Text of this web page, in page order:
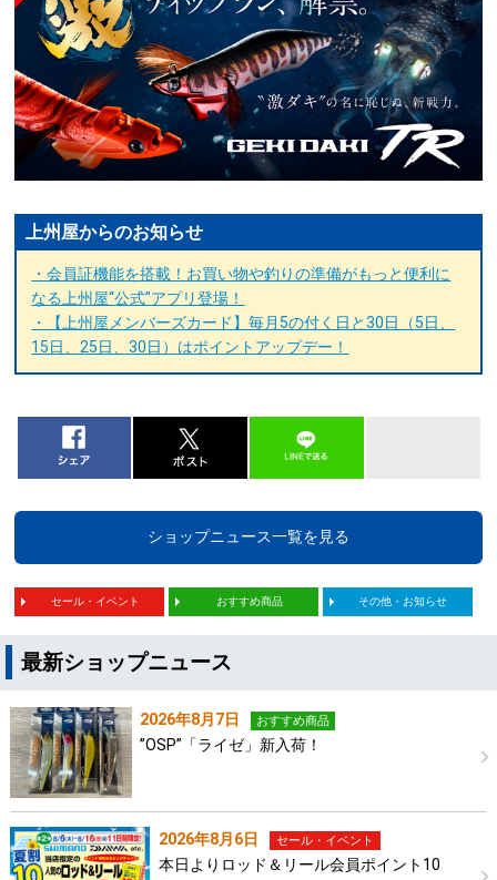
上州屋からのお知らせ
・会員証機能を搭載！お買い物や釣りの準備がもっと便利に
なる上州屋“公式”アプリ登場！
・【上州屋メンバーズカード】毎月5の付く日と30日（5日、
15日、25日、30日）はポイントアップデー！
ショップニュース一覧を見る
セール・イベント おすすめ商品 その他・お知らせ
最新ショップニュース
2026年8月7日 おすすめ商品
”OSP”「ライゼ」新入荷！
2026年8月6日 セール・イベント
本日よりロッド＆リール会員ポイント10